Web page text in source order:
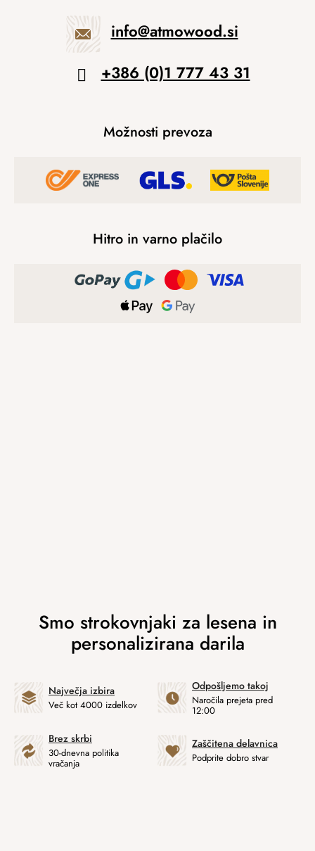
info@atmowood.si
+386 (0)1 777 43 31
Možnosti prevoza
Hitro in varno plačilo
Največja izbira
Več kot 4000 izdelkov
Odpošljemo takoj
Naročila prejeta pred
12:00
Brez skrbi
30-dnevna politika
vračanja
Zaščitena delavnica
Podprite dobro stvar